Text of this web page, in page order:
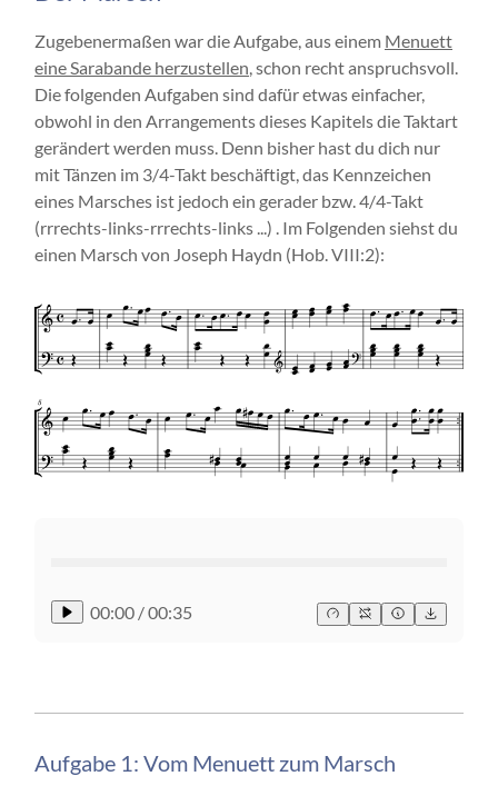
Zugebenermaßen war die Aufgabe, aus einem Menuett
eine Sarabande herzustellen, schon recht anspruchsvoll.
Die folgenden Aufgaben sind dafür etwas einfacher,
obwohl in den Arrangements dieses Kapitels die Taktart
gerändert werden muss. Denn bisher hast du dich nur
mit Tänzen im 3/4-Takt beschäftigt, das Kennzeichen
eines Marsches ist jedoch ein gerader bzw. 4/4-Takt
(rrrechts-links-rrrechts-links ...) . Im Folgenden siehst du
einen Marsch von Joseph Haydn (Hob. VIII:2):
00:00 /00:35
Aufgabe 1: Vom Menuett zum Marsch